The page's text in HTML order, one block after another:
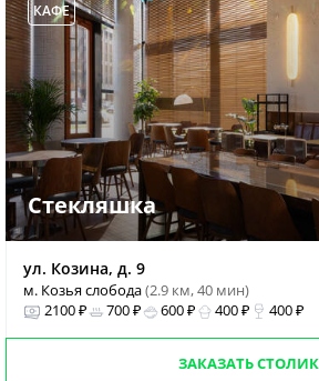
КАФЕ
Стекляшка
ул. Козина, д. 9
м. Козья слобода(2.9 км, 40 мин)
2100 ₽
700 ₽ 600 ₽ 400 ₽ 400 ₽
ЗАКАЗАТЬ СТОЛИК